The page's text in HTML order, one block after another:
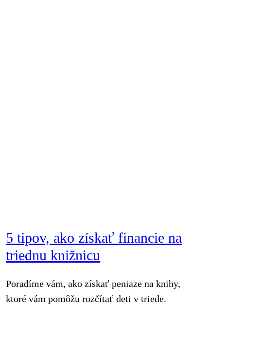
5 tipov, ako získať financie na
triednu knižnicu
Poradíme vám, ako získať peniaze na knihy,
ktoré vám pomôžu rozčítať deti v triede.